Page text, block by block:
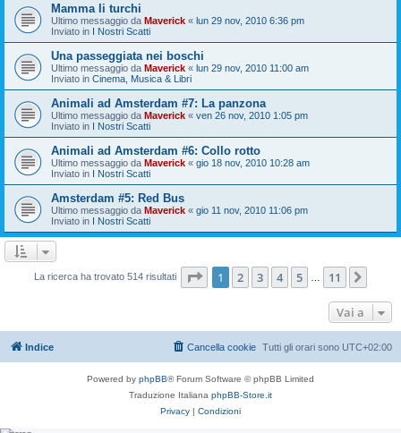
Mamma li turchi
Ultimo messaggio da Maverick « lun 29 nov, 2010 6:36 pm
Inviato in I Nostri Scatti
Una passeggiata nei boschi
Ultimo messaggio da Maverick « lun 29 nov, 2010 11:00 am
Inviato in Cinema, Musica & Libri
Animali ad Amsterdam #7: La panzona
Ultimo messaggio da Maverick « ven 26 nov, 2010 1:05 pm
Inviato in I Nostri Scatti
Animali ad Amsterdam #6: Collo rotto
Ultimo messaggio da Maverick « gio 18 nov, 2010 10:28 am
Inviato in I Nostri Scatti
Amsterdam #5: Red Bus
Ultimo messaggio da Maverick « gio 11 nov, 2010 11:06 pm
Inviato in I Nostri Scatti
La ricerca ha trovato 514 risultati Pagina di 11
1 2 3 4 5 11
Vai a
Indice Tutti gli orari sono UTC+02:00
Cancella cookie
Powered by phpBB® Forum Software © phpBB Limited
Traduzione Italiana phpBB-Store.it
Privacy | Condizioni